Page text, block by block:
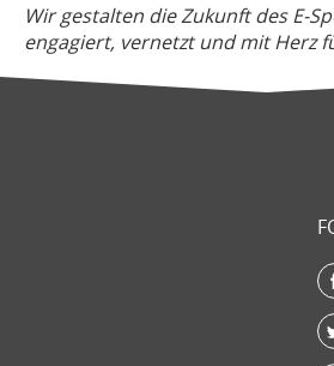
Wir gestalten die Zukunft des E-
engagiert, vernetzt und mit Herz